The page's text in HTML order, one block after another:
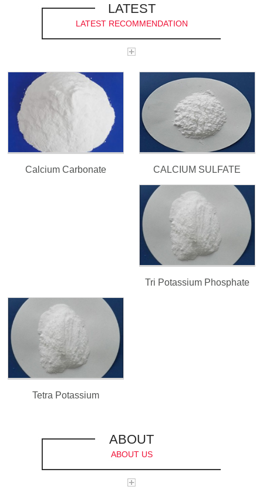
LATEST
LATEST RECOMMENDATION
Calcium Carbonate CALCIUM SULFATE
Tri Potassium Phosphate
Tetra Potassium
ABOUT
ABOUT US